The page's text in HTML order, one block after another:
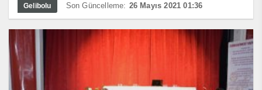
Gelibolu Son Güncelleme: 26 Mayıs 2021 01:36